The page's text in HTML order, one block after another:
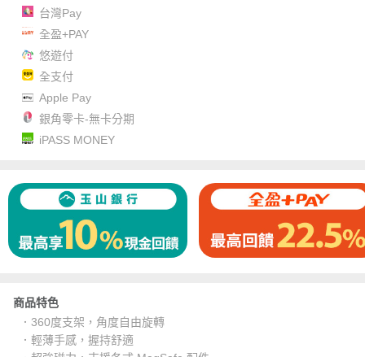
台灣Pay
全盈+PAY
悠遊付
全支付
Apple Pay
銀角零卡-無卡分期
iPASS MONEY
商品特色
．360度支架，角度自由旋轉
．輕薄手感，握持舒適